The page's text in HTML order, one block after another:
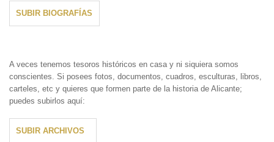
SUBIR BIOGRAFÍAS
A veces tenemos tesoros históricos en casa y ni siquiera somos
conscientes. Si posees fotos, documentos, cuadros, esculturas, libros,
carteles, etc y quieres que formen parte de la historia de Alicante;
puedes subirlos aquí:
SUBIR ARCHIVOS